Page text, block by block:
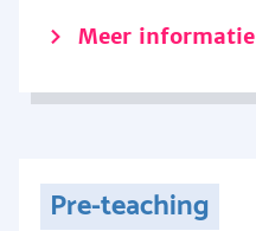
Meer informatie
Pre-teaching